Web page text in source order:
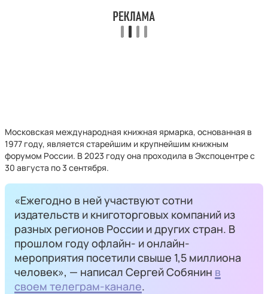
Московская международная книжная ярмарка, основанная в
1977 году, является старейшим и крупнейшим книжным
форумом России. В 2023 году она проходила в Экспоцентре с
30 августа по 3 сентября.
«Ежегодно в ней участвуют сотни
издательств и книготорговых компаний из
разных регионов России и других стран. В
прошлом году офлайн- и онлайн-
мероприятия посетили свыше 1,5 миллиона
человек», — написал Сергей Собянин в
своем телеграм-канале.